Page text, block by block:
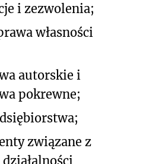
i zezwolenia;
własności
autorskie i
pokrewne;
związane z